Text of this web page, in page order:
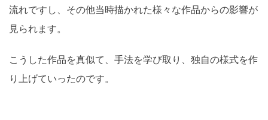
流れですし、その他当時描かれた様々な作品からの影響が
見られます。
こうした作品を真似て、手法を学び取り、独自の様式を作
り上げていったのです。